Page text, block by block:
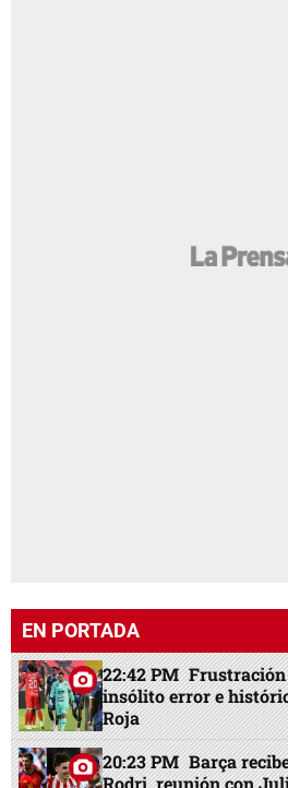
EN PORTADA
22:42 PM
insólito error e
Roja
20:23 PM Barça
Rodri, reunión con